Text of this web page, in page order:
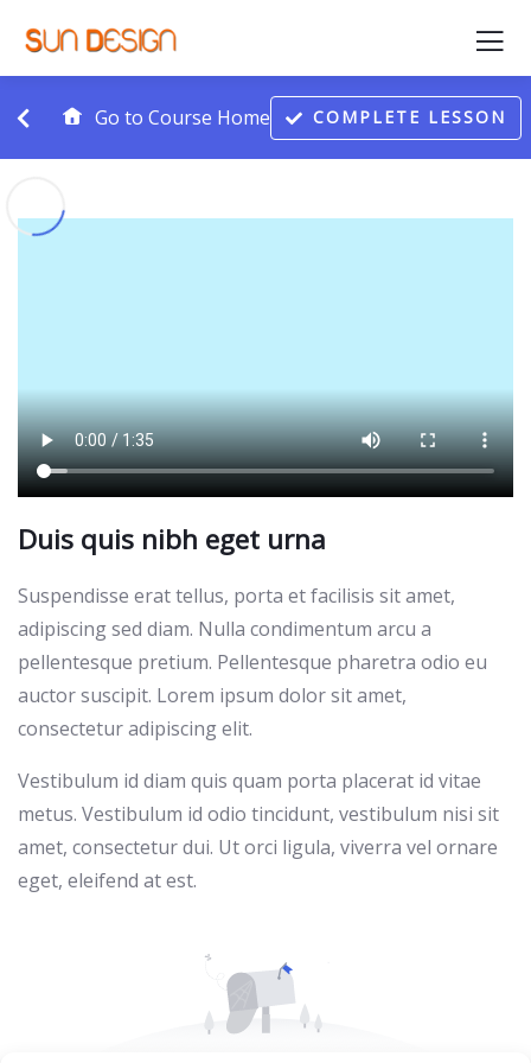
Go to Course Home COMPLETE LESSON
Duis quis nibh eget urna
Suspendisse erat tellus, porta et facilisis sit amet,
adipiscing sed diam. Nulla condimentum arcu a
pellentesque pretium. Pellentesque pharetra odio eu
auctor suscipit. Lorem ipsum dolor sit amet,
consectetur adipiscing elit.
Vestibulum id diam quis quam porta placerat id vitae
metus. Vestibulum id odio tincidunt, vestibulum nisi sit
amet, consectetur dui. Ut orci ligula, viverra vel ornare
eget, eleifend at est.